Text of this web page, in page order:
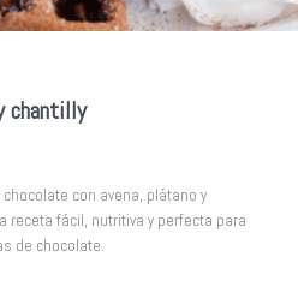
chantilly
con avena, plátano y
receta fácil, nutritiva y perfecta para
de chocolate.